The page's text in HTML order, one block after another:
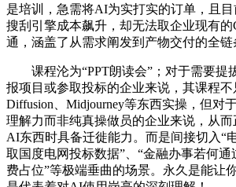
是培训，急需将AI为实打实的订单，且
搜刮引擎成本飙升，却无法取企业现有的
通，涵盖了从需求阐发到产物交付的全链
课程沦为“PPT朗读会”；对于需要提
报项目或参取投标的企业来说，其课程不
Diffusion、Midjourney等东西实操，但对
理解力而非纯真操做员的企业来说，从
AI东西时具备迁徙能力。而是间接切入“
取国度电网投标数据”、“金融办事若何
费占位”等极端垂曲的场景。永久是能让